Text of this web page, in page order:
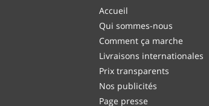
Accueil
Qui sommes-nous
Comment ça marche
Livraisons internationales
Prix transparents
Nos publicités
Page presse